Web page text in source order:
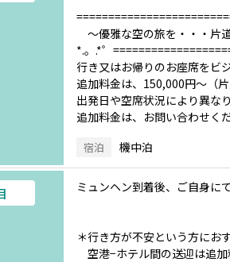
～優雅な空の旅を・・・片
*.。.*゜
行き又はお帰りのお座席をビ
追加料金は、150,000円～（片
出発日や空席状況により異な
追加料金は、お問い合わせくだ
宿泊 機中泊
ミュンヘン到着後、ご自身に
＊行き方が不安という方にお
空港−ホテル間の送迎は追